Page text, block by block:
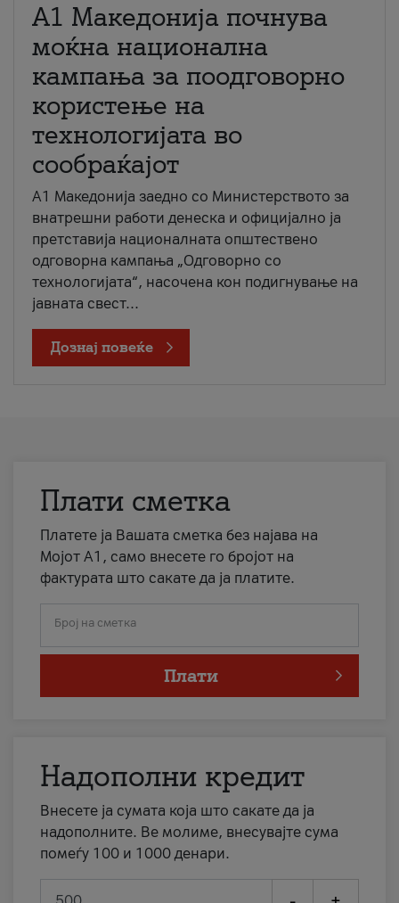
A1 Македонија почнува
моќна национална
кампања за поодговорно
користење на
технологијата во
сообраќајот
A1 Македонија заедно со Министерството за
внатрешни работи денеска и официјално ја
претставија националната општествено
одговорна кампања „Одговорно со
технологијата“, насочена кон подигнување на
јавната свест...
Дознај повеќе
Плати сметка
Платете ја Вашата сметка без најава на
Мојот А1, само внесете го бројот на
фактурата што сакате да ја платите.
Број на сметка
Плати
Надополни кредит
Внесете ја сумата која што сакате да ја
надополните. Ве молиме, внесувајте сума
помеѓу 100 и 1000 денари.